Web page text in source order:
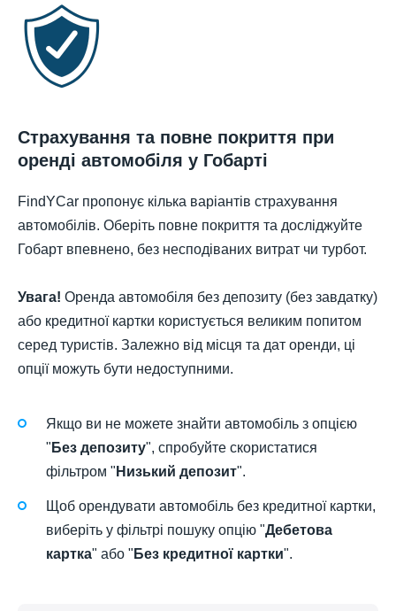
Страхування та повне покриття при
оренді автомобіля у Гобарті
FindYCar пропонує кілька варіантів страхування
автомобілів. Оберіть повне покриття та досліджуйте
Гобарт впевнено, без несподіваних витрат чи турбот.
Увага! Оренда автомобіля без депозиту (без завдатку)
або кредитної картки користується великим попитом
серед туристів. Залежно від місця та дат оренди, ці
опції можуть бути недоступними.
Якщо ви не можете знайти автомобіль з опцією
" Без депозиту", спробуйте скористатися
фільтром " Низький депозит".
Щоб орендувати автомобіль без кредитної картки,
виберіть у фільтрі пошуку опцію "Дебетова
картка" або " Без кредитної картки".